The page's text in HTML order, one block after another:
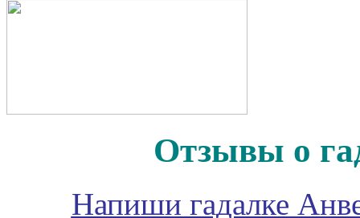
Отзывы о
Напиши гадалке